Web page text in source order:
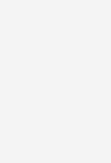
wie die Unit selbst verbraucht.
alle Verbräuche
auftreten.
der Empa und der
zusätzlich Energie zu
des Abwassers, die sonst
direkt in den
zum anderen fließt das
aus den Leitungen zurück in
abzukühlen. Diese
Wasser, sondern
in den